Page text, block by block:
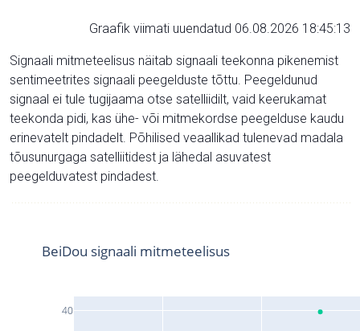
Graafik viimati uuendatud 06.08.2026 18:45:13
Signaali mitmeteelisus näitab signaali teekonna pikenemist
sentimeetrites signaali peegelduste tõttu. Peegeldunud
signaal ei tule tugijaama otse satelliidilt, vaid keerukamat
teekonda pidi, kas ühe- või mitmekordse peegelduse kaudu
erinevatelt pindadelt. Põhilised veaallikad tulenevad madala
tõusunurgaga satelliitidest ja lähedal asuvatest
peegelduvatest pindadest.
40
BeiDou signaali mitmeteelisus